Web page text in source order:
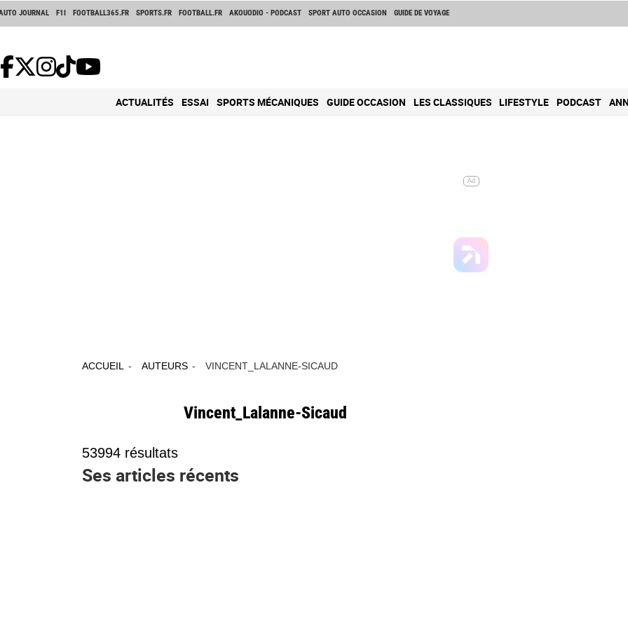
JOURNAL F1I FOOTBALL365.FR SPORTS.FR FOOTBALL.FR AKOUODIO - PODCAST SPORT AUTO OCCASION GUIDE DE VOYAGE
ACTUALITÉS ESSAI SPORTS MÉCANIQUES GUIDE OCCASION LES CLASSIQUES LIFESTYLE PODCAST
Ad
ACCUEIL AUTEURS VINCENT_LALANNE-SICAUD
Vincent_Lalanne-Sicaud
53994 résultats
Ses articles récents